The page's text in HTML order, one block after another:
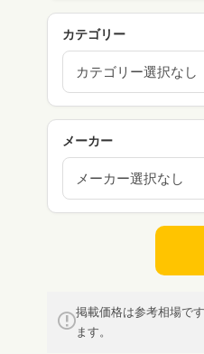
カテゴリー
カテゴリー選択なし
メーカー
メーカー選択なし
掲載価格は参考相場で
ます。